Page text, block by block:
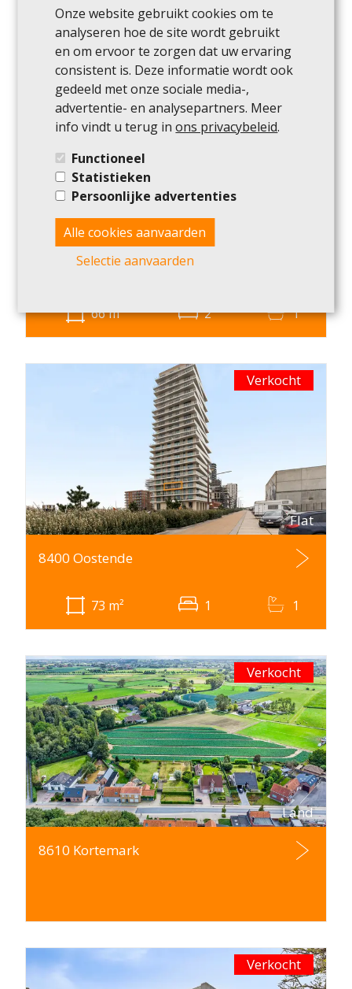
154m² 2
Verkocht
8400 Oostende
66m² 2 1
Verkocht
Flat
8400 Oostende
73 m² 1 1
Verkocht
Land
8610 Kortemark
Verkocht
Onze website gebruikt cookies om te
analyseren hoe de site wordt gebruikt
en om ervoor te zorgen dat uw ervaring
consistent is. Deze informatie wordt ook
gedeeld met onze sociale media-,
advertentie- en analysepartners. Meer
info vindt u terug in ons privacybeleid.
Functioneel
Statistieken
Persoonlijke advertenties
Alle cookies aanvaarden
Selectie aanvaarden